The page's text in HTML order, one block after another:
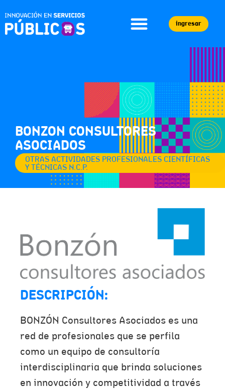
ingresar
BONZON CONSULTORES
ASOCIADOS
OTRAS ACTIVIDADES PROFESIONALES CIENTÍFICAS
Y TÉCNICAS N.C.P.
DESCRIPCIÓN:
BONZÓN Consultores Asociados es una
red de profesionales que se perfila
como un equipo de consultoría
interdisciplinaria que brinda soluciones
en innovación y competitividad a través